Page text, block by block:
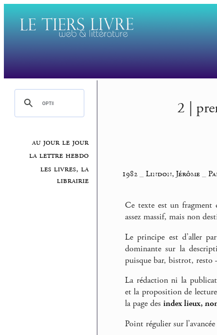
au jour le jour
la lettre hebdo
les livres, la
librairie
2 |
1982_ Lindon, Jérôme
Ce texte est un fragment
assez massif, mais non
Le principe est d’aller
dominante sur la
puisque bar, bistrot,
La rédaction ni la
et la proposition de
la page des index lieux,
Point régulier sur